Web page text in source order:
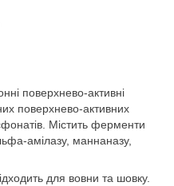
поверхнево-активні
поверхнево-активних
Містить ферменти
амілазу, маннаназу,
для вовни та шовку.